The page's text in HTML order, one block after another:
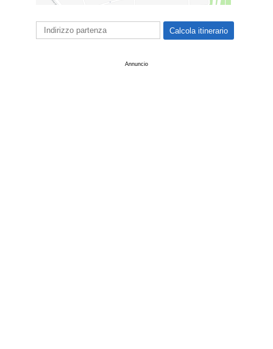
Annuncio